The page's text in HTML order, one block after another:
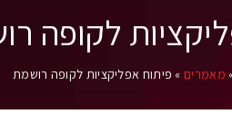
לקופה
מאמרים» פיתוח אפליקציות לקופה רושמת